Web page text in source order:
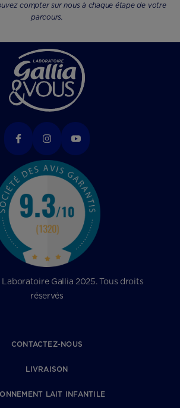
compter sur nous à chaque étape de votre
parcours.
Gallia 2025. Tous droits
réservés
CONTACTEZ-NOUS
LIVRAISON
LAIT INFANTILE